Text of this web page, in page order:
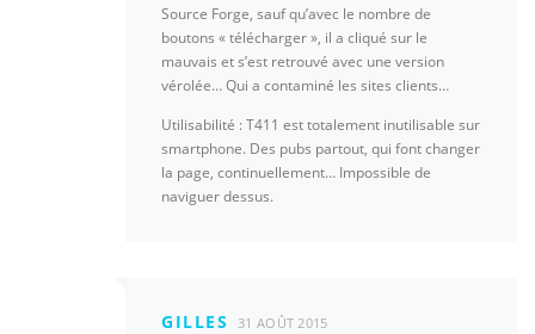
Source Forge, sauf qu’avec le nombre de
boutons « télécharger », il a cliqué sur le
mauvais et s’est retrouvé avec une version
vérolée… Qui a contaminé les sites clients…
Utilisabilité : T411 est totalement inutilisable sur
smartphone. Des pubs partout, qui font changer
la page, continuellement… Impossible de
naviguer dessus.
GILLES 31 AOÛT 2015